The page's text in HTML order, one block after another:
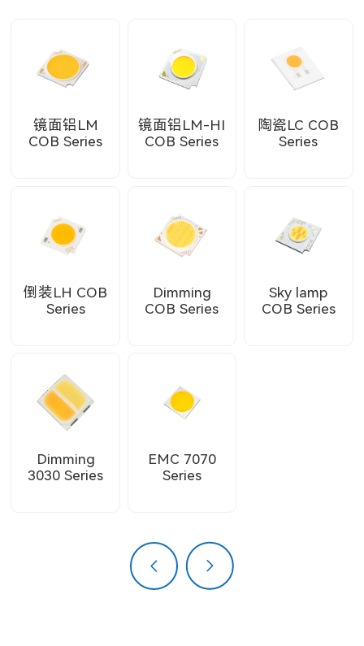
镜面铝LM
COB Series
镜面铝LM-HI
COB Series
陶瓷LC COB
Series
倒装LH COB
Series
Dimming
COB Series
Sky lamp
COB Series
Dimming
3030 Series
EMC 7070
Series
上一页 下一页